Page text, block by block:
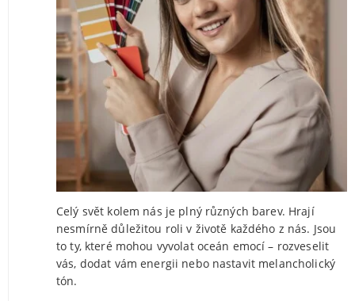
Celý svět kolem nás je plný různých barev. Hrají
nesmírně důležitou roli v životě každého z nás. Jsou
to ty, které mohou vyvolat oceán emocí – rozveselit
vás, dodat vám energii nebo nastavit melancholický
tón.